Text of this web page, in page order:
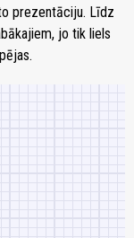
prezentāciju. Līdz
jo tik liels